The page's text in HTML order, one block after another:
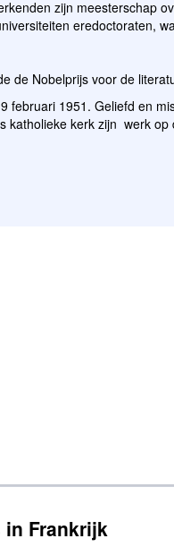
zijn meesterschap
eredoctoraten,
de Nobelprijs voor de
februari 1951. Geliefd en
katholieke kerk zijn werk op
in Frankrijk